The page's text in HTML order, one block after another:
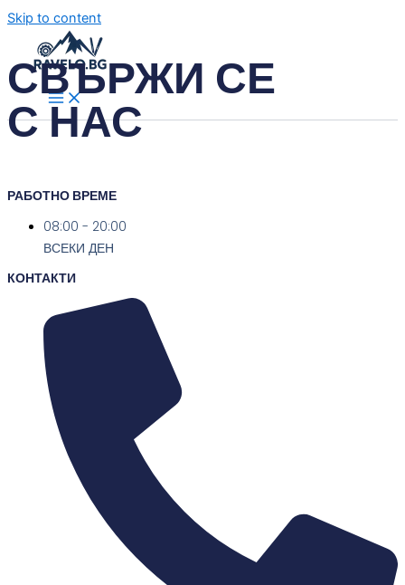
Skip to content
СВЪРЖИ СЕ
С НАС
РАБОТНО ВРЕМЕ
08:00 - 20:00
ВСЕКИ ДЕН
КОНТАКТИ